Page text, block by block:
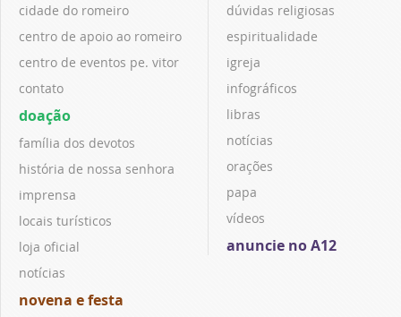
cidade do romeiro
centro de apoio ao romeiro
centro de eventos pe. vitor
contato
doação
família dos devotos
história de nossa senhora
imprensa
locais turísticos
loja oficial
notícias
novena e festa
dúvidas religiosas
espiritualidade
igreja
infográficos
libras
notícias
orações
papa
vídeos
anuncie no A12